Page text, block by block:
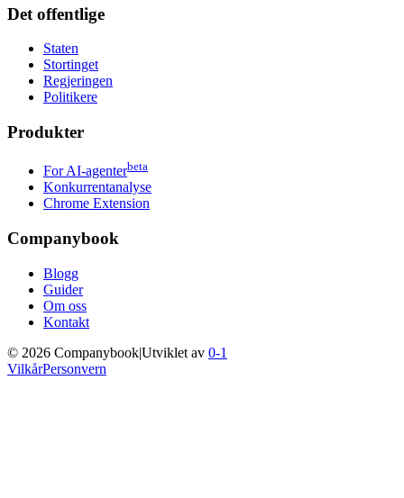
Det offentlige
Staten
Stortinget
Regjeringen
Politikere
Produkter
For AI-agenterbeta
Konkurrentanalyse
Chrome Extension
Companybook
Blogg
Guider
Om oss
Kontakt
© 2026 Companybook|Utviklet av 0-1
VilkårPersonvern